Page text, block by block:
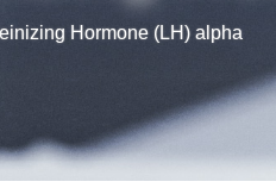
Hormone (LH) alpha